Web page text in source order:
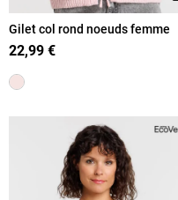
Gilet col rond noeuds femme
22,99 €